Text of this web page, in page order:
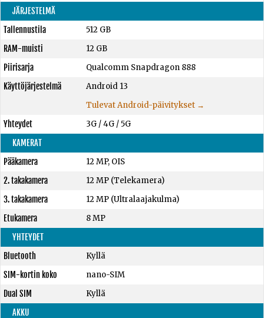
JÄRJESTELMÄ
Tallennustila
512 GB
RAM-muisti
12 GB
Piirisarja
Qualcomm Snapdragon 888
Käyttöjärjestelmä
Android 13
Tulevat Android-päivitykset →
Yhteydet
3G / 4G / 5G
KAMERAT
Pääkamera
12 MP, OIS
2. takakamera
12 MP (Telekamera)
3. takakamera
12 MP (Ultralaajakulma)
Etukamera
8 MP
YHTEYDET
Bluetooth
Kyllä
SIM-kortin koko
nano-SIM
Dual SIM
Kyllä
AKKU